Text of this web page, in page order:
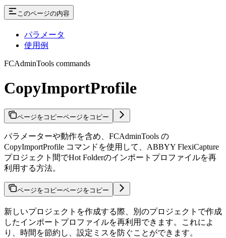
このページの内容
パラメータ
使用例
FCAdminTools commands
CopyImportProfile
ページをコピーページをコピー
パラメーターや動作を含め、FCAdminTools の
CopyImportProfile コマンドを使用して、ABBYY FlexiCapture
プロジェクト間でHot Folderのインポートプロファイルを再
利用する方法。
ページをコピーページをコピー
新しいプロジェクトを作成する際、別のプロジェクトで作成
したインポートプロファイルを再利用できます。これによ
り、時間を節約し、設定ミスを防ぐことができます。